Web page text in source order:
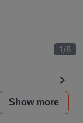
1/8
Show more